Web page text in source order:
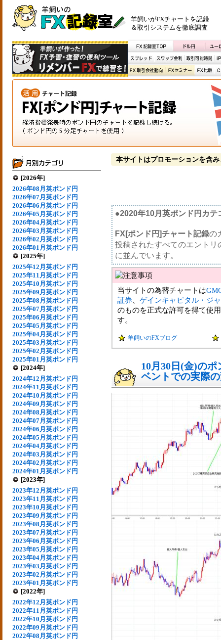
羊飼いがFXチャートを記録
＆取引システムを徹底調査
[2026年]
2026年08月英ポンド円
2026年07月英ポンド円
2026年06月英ポンド円
2026年05月英ポンド円
2026年04月英ポンド円
2026年03月英ポンド円
2026年02月英ポンド円
2026年01月英ポンド円
[2025年]
2025年12月英ポンド円
2025年11月英ポンド円
2025年10月英ポンド円
2025年09月英ポンド円
2025年08月英ポンド円
2025年07月英ポンド円
2025年06月英ポンド円
2025年05月英ポンド円
2025年04月英ポンド円
2025年03月英ポンド円
2025年02月英ポンド円
2025年01月英ポンド円
[2024年]
2024年12月英ポンド円
2024年11月英ポンド円
2024年10月英ポンド円
2024年09月英ポンド円
2024年08月英ポンド円
2024年07月英ポンド円
2024年06月英ポンド円
2024年05月英ポンド円
2024年04月英ポンド円
2024年03月英ポンド円
2024年02月英ポンド円
2024年01月英ポンド円
[2023年]
2023年12月英ポンド円
2023年11月英ポンド円
2023年10月英ポンド円
2023年09月英ポンド円
2023年08月英ポンド円
2023年07月英ポンド円
2023年06月英ポンド円
2023年05月英ポンド円
2023年04月英ポンド円
2023年03月英ポンド円
2023年02月英ポンド円
2023年01月英ポンド円
[2022年]
2022年12月英ポンド円
2022年11月英ポンド円
2022年10月英ポンド円
2022年09月英ポンド円
2022年08月英ポンド円
本サイトはプロモーションを含み
●2020年10月英ポンド円カテ
FX[ポンド円]チャート記録の
投稿されたすべてのエント
に並んでいます。
当サイトの為替チャートは
証券
ゲインキャピタル・ジ
のものを正式な許可を得て使
す。
羊飼いのFXブログ
10月30日(金)の
ベントでの実際